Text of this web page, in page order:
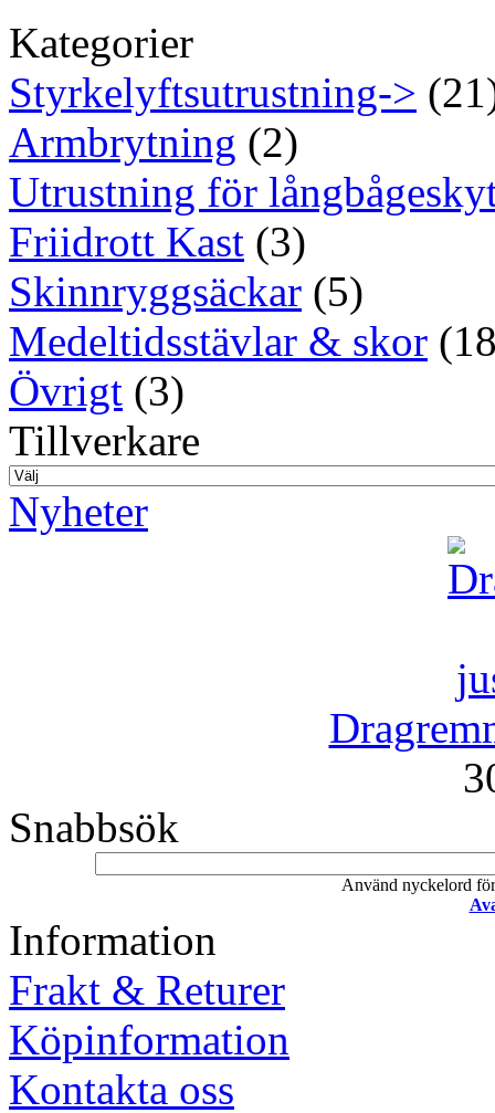
Kategorier
Styrkelyftsutrustning->
Armbrytning (2)
Utrustning för
Friidrott Kast (3)
Skinnryggsäckar (5)
Medeltidsstävlar & skor
Övrigt (3)
Tillverkare
Nyheter
Snabbsök
Använd nyckelord
Information
Frakt & Returer
Köpinformation
Kontakta oss